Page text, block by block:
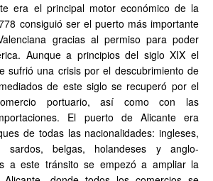
era el principal motor económico de la
consiguió ser el puerto más importante
gracias al permiso para poder
Aunque a principios del siglo XIX el
sufrió una crisis por el descubrimiento de
de este siglo se recuperó por el
portuario, así como con las
El puerto de Alicante era
de todas las nacionalidades: ingleses,
sardos, belgas, holandeses y anglo-
a este tránsito se empezó a ampliar la